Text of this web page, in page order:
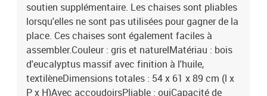
soutien supplémentaire. Les chaises sont pliables
lorsqu'elles ne sont pas utilisées pour gagner de la
place. Ces chaises sont également faciles à
assembler.Couleur : gris et naturelMatériau : bois
d'eucalyptus massif avec finition à l'huile,
textilèneDimensions totales : 54 x 61 x 89 cm (l x
P x H)Avec accoudoirsPliable : ouiCapacité de